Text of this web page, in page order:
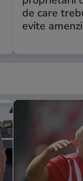
de care
evite